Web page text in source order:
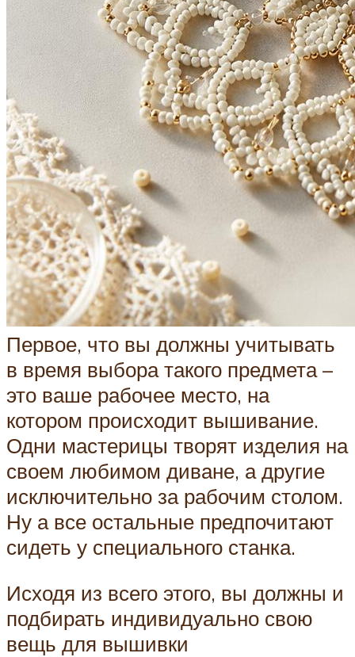
Первое, что вы должны учитывать
в время выбора такого предмета –
это ваше рабочее место, на
котором происходит вышивание.
Одни мастерицы творят изделия на
своем любимом диване, а другие
исключительно за рабочим столом.
Ну а все остальные предпочитают
сидеть у специального станка.
Исходя из всего этого, вы должны и
подбирать индивидуально свою
вещь для вышивки